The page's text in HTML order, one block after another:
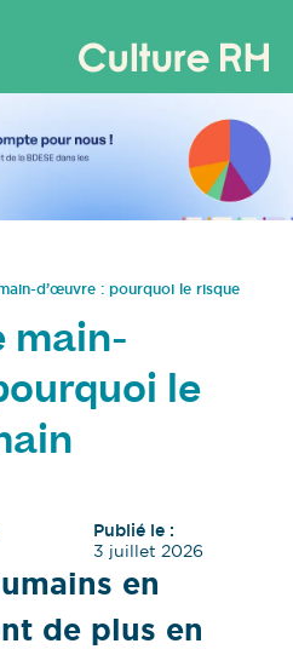
d’œuvre : pourquoi le risque
main-
le
Publié le :
3 juillet 2026
en
de plus en